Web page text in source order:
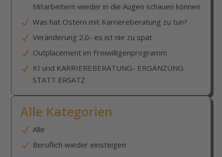
Mitarbeitern wieder in die Augen schauen können
Was hat Ostern mit Karriereberatung zu tun?
Veränderung 2.0- es ist nie zu spät
Outplacement im Freiwilligenprogramm
KI und KARRIEREBERATUNG- ERGÄNZUNG
STATT ERSATZ
Alle Kategorien
Alle
Beruflich wieder einsteigen